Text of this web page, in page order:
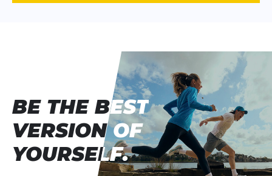
BE THE BEST
VERSION OF
YOURSELF.
BE THE BEST
VERSION OF
YOURSELF.